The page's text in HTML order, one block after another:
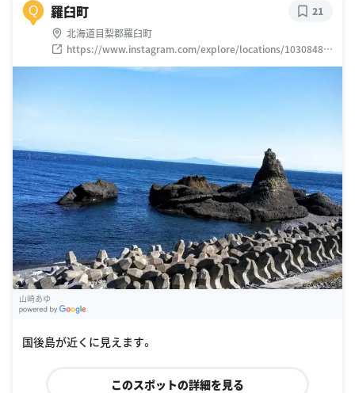
Q 羅臼町
北海道目梨郡羅臼町
https://www.instagram.com/explore/locations/10308489
40
21
山崎あゆ
国後島が近くに見えます。
このスポットの詳細を見る